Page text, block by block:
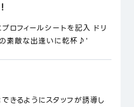
ロフィールシートを記入 ドリ
の素敵な出逢いに乾杯♪'
きるようにスタッフが誘導し